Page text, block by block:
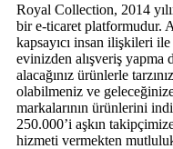
Royal Collection, 2014
bir e-ticaret platformudur.
kapsayıcı insan ilişkileri
evinizden alışveriş
alacağınız ürünlerle
olabilmeniz ve
markalarının ürünlerini
250.000’i aşkın
hizmeti vermekten